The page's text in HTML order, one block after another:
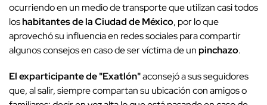
ocurriendo en un medio de transporte que utilizan casi todos
loshabitantes de la Ciudad de México, por lo que
aprovechó su influencia en redes sociales para compartir
algunos consejos en caso de ser víctima de unpinchazo.
El exparticipante de "Exatlón"aconsejó a sus seguidores
que, al salir, siempre compartan su ubicación con amigos o